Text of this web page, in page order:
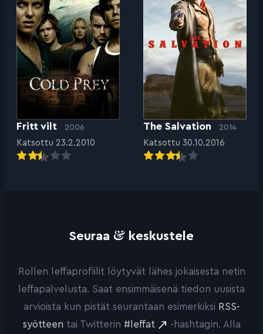
Fritt vilt 2006
Katsottu 23.2.2010
The Salvation 2014
Katsottu 30.10.2016
Seuraa & keskustele
Rollen leffaprofiilit löytyvät lähes jokaisesta netin
leffapalvelusta. Saat ensimmäisenä tiedon uusista
arvioista kun pistät seurantaan esimerkiksi RSS-
syötteen tai Twitterin #leffat -hashtagin. Alla